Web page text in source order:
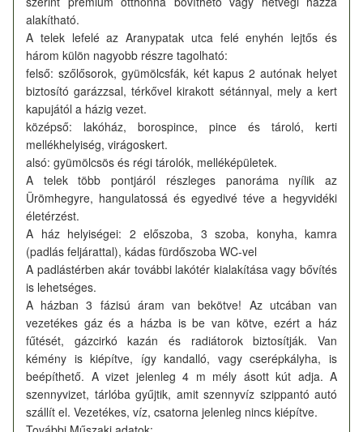
alakítható.
A telek lefelé az Aranypatak utca felé enyhén lejtős és
három külön nagyobb részre tagolható:
felső: szőlősorok, gyümölcsfák, két kapus 2 autónak helyet
biztosító garázzsal, térkővel kirakott sétánnyal, mely a kert
kapujától a házig vezet.
középső: lakóház, borospince, pince és tároló, kerti
mellékhelyiség, virágoskert.
alsó: gyümölcsös és régi tárolók, melléképületek.
A telek több pontjáról részleges panoráma nyílik az
Ürömhegyre, hangulatossá és egyedivé téve a hegyvidéki
életérzést.
A ház helyiségei: 2 előszoba, 3 szoba, konyha, kamra
(padlás feljárattal), kádas fürdőszoba WC-vel
A padlástérben akár további lakótér kialakítása vagy bővítés
is lehetséges.
A házban 3 fázisú áram van bekötve! Az utcában van
vezetékes gáz és a házba is be van kötve, ezért a ház
fűtését, gázcirkó kazán és radiátorok biztosítják. Van
kémény is kiépítve, így kandalló, vagy cserépkályha, is
beépíthető. A vizet jelenleg 4 m mély ásott kút adja. A
szennyvizet, tárlóba gyűjtik, amit szennyvíz szippantó autó
szállít el. Vezetékes, víz, csatorna jelenleg nincs kiépítve.